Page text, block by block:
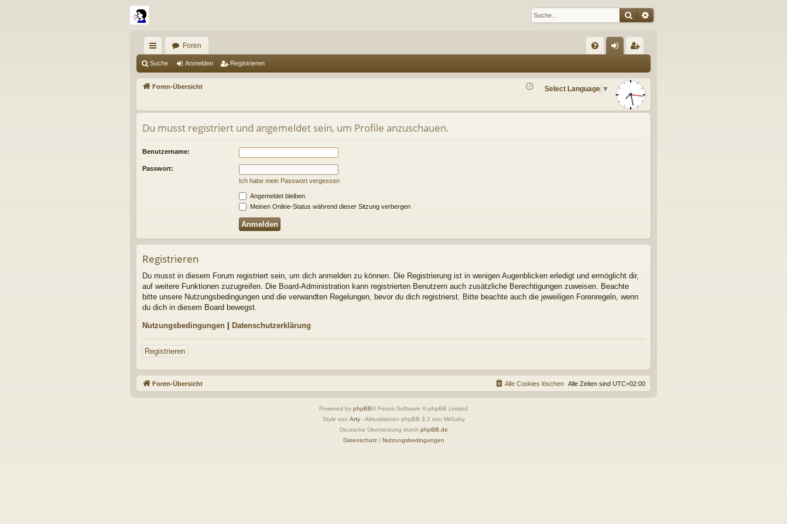
SucheErweiterte Suche
ch
ne
riff
Foren
Q m
el
ist
rie
Suche Anmelden Registrieren
Foren-Übersicht Select Language ▼
Du musst registriert und angemeldet sein, um Profile anzuschauen.
Benutzername:
Passwort:
Ich habe mein Passwort vergessen
Angemeldet bleiben
Meinen Online-Status während dieser Sitzung verbergen
Registrieren
Du musst in diesem Forum registriert sein, um dich anmelden zu können. Die Registrierung ist in wenigen Augenblicken erledigt und ermöglicht dir,
auf weitere Funktionen zuzugreifen. Die Board-Administration kann registrierten Benutzern auch zusätzliche Berechtigungen zuweisen. Beachte
bitte unsere Nutzungsbedingungen und die verwandten Regelungen, bevor du dich registrierst. Bitte beachte auch die jeweiligen Forenregeln, wenn
du dich in diesem Board bewegst.
Nutzungsbedingungen | Datenschutzerklärung
Registrieren
Foren-Übersicht Alle Zeiten sind UTC+02:00
Alle Cookies löschen
Powered by phpBB® Forum Software © phpBB Limited
Style von Arty- Aktualisieren phpBB 3.2 von MrGaby
Deutsche Übersetzung durch phpBB.de
Datenschutz| Nutzungsbedingungen